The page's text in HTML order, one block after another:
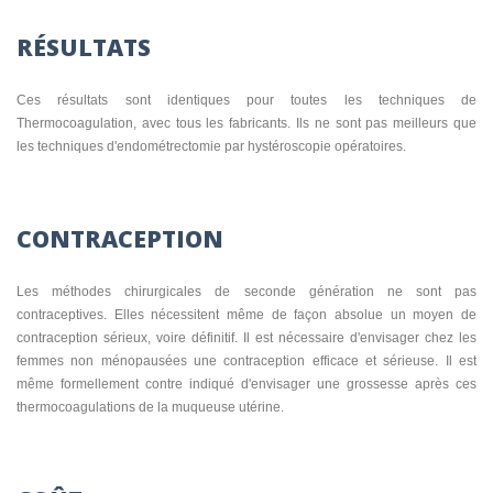
RÉSULTATS
Ces résultats sont identiques pour toutes les techniques de
Thermocoagulation, avec tous les fabricants. Ils ne sont pas meilleurs que
les techniques d'endométrectomie par hystéroscopie opératoires.
CONTRACEPTION
Les méthodes chirurgicales de seconde génération ne sont pas
contraceptives. Elles nécessitent même de façon absolue un moyen de
contraception sérieux, voire définitif. Il est nécessaire d'envisager chez les
femmes non ménopausées une contraception efficace et sérieuse.
Il est
même formellement contre indiqué d'envisager une grossesse après ces
thermocoagulations de la muqueuse utérine.